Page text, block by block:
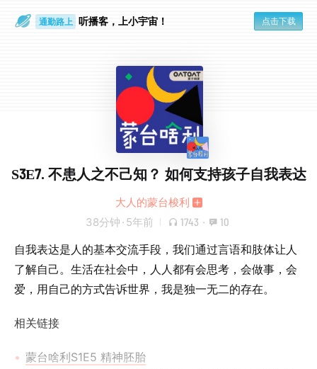
通勤路上 听播客，上小宇宙！ 点击下载
S3E7. 不患人之不己知？ 如何支持孩子自我表达
大人的蒙台梭利
38分钟 · 5年前 1743 · 10
自我表达是人的基本交流手段，我们通过言语和肢体让人
了解自己。生活在社会中，人人都有会思考，会做事，会
爱，用自己的方式告诉世界，我是独一无二的存在。
相关链接
蒙台啥利S1E5 精神胚胎